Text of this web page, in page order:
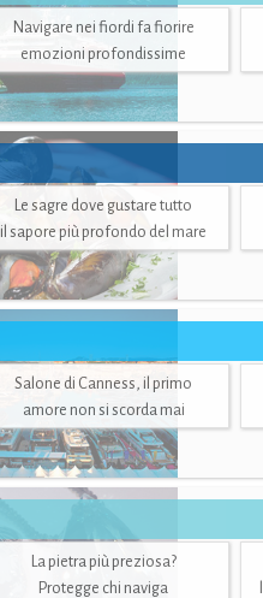
Navigare nei fiordi fa fiorire
emozioni profondissime
Le sagre dove gustare tutto
il sapore più profondo del mare
Salone di Canness, il primo
amore non si scorda mai
La pietra più preziosa?
Protegge chi naviga